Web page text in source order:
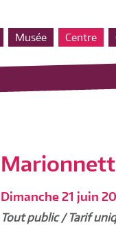
Musée Centre
Dimanche 21 juin
Tout public / Tarif